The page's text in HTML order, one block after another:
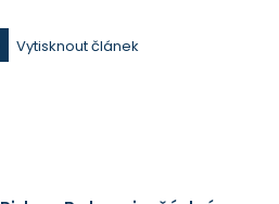
Vytisknout článek